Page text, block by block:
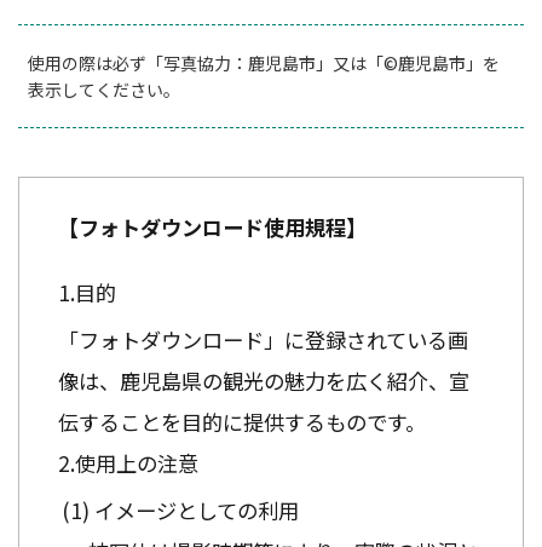
使用の際は必ず「写真協力：鹿児島市」又は「©鹿児島市」を
表示してください。
【フォトダウンロード使用規程】
目的
「フォトダウンロード」に登録されている画
像は、鹿児島県の観光の魅力を広く紹介、宣
伝することを目的に提供するものです。
使用上の注意
イメージとしての利用